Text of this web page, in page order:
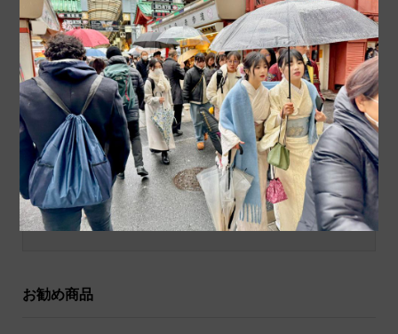
商品カテゴリ
商品ジャンル
ポチ袋
和小物
祝儀袋
お勧め商品